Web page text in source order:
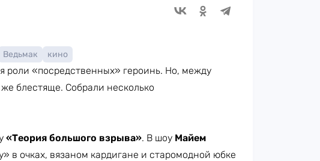
Ведьмак кино
роли «посредственных» героинь. Но, между
блестяще. Собрали несколько
«Теория большого взрыва». В шоу Майем
в очках, вязаном кардигане и старомодной юбке